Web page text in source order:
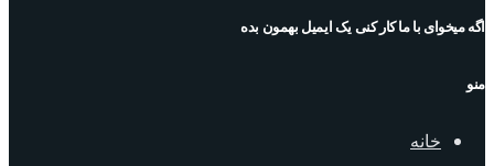
اگه میخوای با ما کار کنی یک ایمیل بهمون بده
منو
خانه